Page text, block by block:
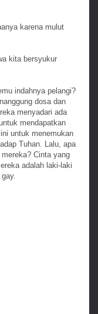
karena mulut
kita bersyukur
indahnya pelangi?
dosa dan
menyadari ada
mendapatkan
untuk menemukan
Tuhan. Lalu, apa
Cinta yang
adalah laki-laki